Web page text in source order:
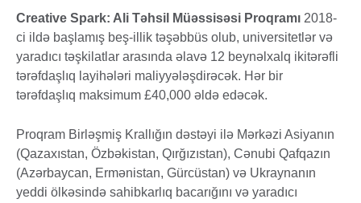
Creative Spark: Ali Təhsil Müəssisəsi Proqramı 2018-
ci ildə başlamış beş-illik təşəbbüs olub, universitetlər və
yaradıcı təşkilatlar arasında əlavə 12 beynəlxalq ikitərəfli
tərəfdaşlıq layihələri maliyyələşdirəcək. Hər bir
tərəfdaşlıq maksimum £40,000 əldə edəcək.
Proqram Birləşmiş Krallığın dəstəyi ilə Mərkəzi Asiyanın
(Qazaxıstan, Özbəkistan, Qırğızıstan), Cənubi Qafqazın
(Azərbaycan, Ermənistan, Gürcüstan) və Ukraynanın
yeddi ölkəsində sahibkarlıq bacarığını və yaradıcı